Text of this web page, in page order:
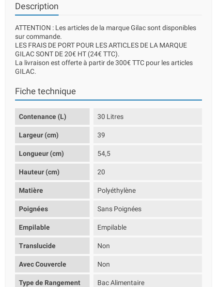
Description
ATTENTION : Les articles de la marque Gilac sont disponibles
sur commande.
LES FRAIS DE PORT POUR LES ARTICLES DE LA MARQUE
GILAC SONT DE 20€ HT (24€ TTC).
La livraison est offerte à partir de 300€ TTC pour les articles
GILAC.
Fiche technique
Contenance (L) 30 Litres
Largeur (cm) 39
Longueur (cm) 54,5
Hauteur (cm) 20
Matière Polyéthylène
Poignées Sans Poignées
Empilable Empilable
Translucide Non
Avec Couvercle Non
Type de Rangement Bac Alimentaire